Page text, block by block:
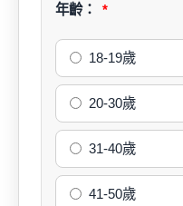
年齡：
18-19歲
20-30歲
31-40歲
41-50歲